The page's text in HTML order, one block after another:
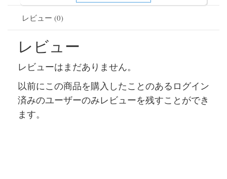
レビュー (0)
レビュー
レビューはまだありません。
以前にこの商品を購入したことのあるログイン
済みのユーザーのみレビューを残すことができ
ます。